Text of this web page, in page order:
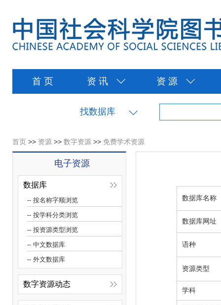
首 页 资 讯 资 源
找数据库
首页 >> 资源 >> 数字资源 >> 免费学术资源
电子资源
数据库
-- 按名称字顺浏览
-- 按学科分类浏览
-- 按资源类型浏览
-- 中文数据库
-- 外文数据库
数字资源动态
数据库名称
数据库网址
语种
资源类型
学科